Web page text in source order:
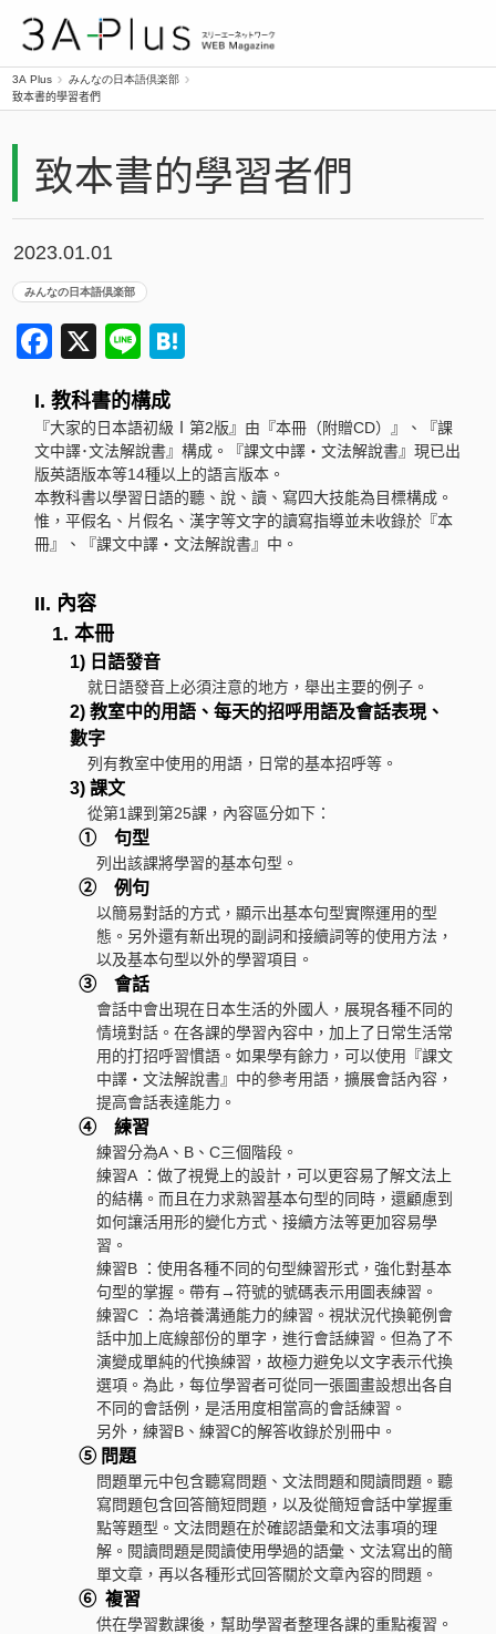
3A Plus
みんなの日本語倶楽部
致本書的學習者們
致本書的學習者們
2023.01.01
みんなの日本語倶楽部
Facebook
X Line
I. 教科書的構成
『大家的日本語初級Ⅰ第2版』由『本冊（附贈CD）』、『課
文中譯･文法解說書』構成。『課文中譯・文法解說書』現已出
版英語版本等14種以上的語言版本。
本教科書以學習日語的聽、說、讀、寫四大技能為目標構成。
惟，平假名、片假名、漢字等文字的讀寫指導並未收錄於『本
冊』、『課文中譯・文法解說書』中。
II. 內容
1. 本冊
1) 日語發音
就日語發音上必須注意的地方，舉出主要的例子。
2) 教室中的用語、每天的招呼用語及會話表現、
數字
列有教室中使用的用語，日常的基本招呼等。
3) 課文
從第1課到第25課，內容區分如下：
① 句型
列出該課將學習的基本句型。
② 例句
以簡易對話的方式，顯示出基本句型實際運用的型
態。另外還有新出現的副詞和接續詞等的使用方法，
以及基本句型以外的學習項目。
③ 會話
會話中會出現在日本生活的外國人，展現各種不同的
情境對話。在各課的學習內容中，加上了日常生活常
用的打招呼習慣語。如果學有餘力，可以使用『課文
中譯・文法解說書』中的參考用語，擴展會話內容，
提高會話表達能力。
④ 練習
練習分為A、B、C三個階段。
練習A ：做了視覺上的設計，可以更容易了解文法上
的結構。而且在力求熟習基本句型的同時，還顧慮到
如何讓活用形的變化方式、接續方法等更加容易學
習。
練習B ：使用各種不同的句型練習形式，強化對基本
句型的掌握。帶有→符號的號碼表示用圖表練習。
練習C ：為培養溝通能力的練習。視狀況代換範例會
話中加上底線部份的單字，進行會話練習。但為了不
演變成單純的代換練習，故極力避免以文字表示代換
選項。為此，每位學習者可從同一張圖畫設想出各自
不同的會話例，是活用度相當高的會話練習。
另外，練習B、練習C的解答收錄於別冊中。
⑤ 問題
問題單元中包含聽寫問題、文法問題和閱讀問題。聽
寫問題包含回答簡短問題，以及從簡短會話中掌握重
點等題型。文法問題在於確認語彙和文法事項的理
解。閱讀問題是閱讀使用學過的語彙、文法寫出的簡
單文章，再以各種形式回答關於文章內容的問題。
⑥ 複習
供在學習數課後，幫助學習者整理各課的重點複習。